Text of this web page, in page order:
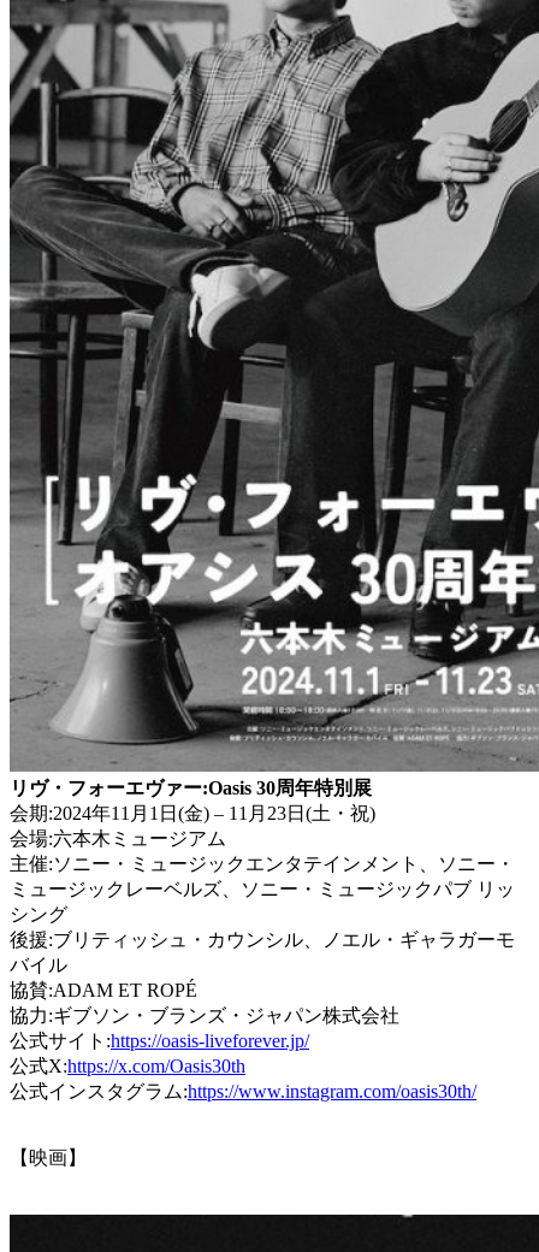
リヴ・フォーエヴァー:Oasis 30周年特別展
会期:2024年11月1日(金) – 11月23日(土・祝)
会場:六本木ミュージアム
主催:ソニー・ミュージックエンタテインメント、ソニー・
ミュージックレーベルズ、ソニー・ミュージックパブ リッ
シング
後援:ブリティッシュ・カウンシル、ノエル・ギャラガーモ
バイル
協賛:ADAM ET ROPÉ
協力:ギブソン・ブランズ・ジャパン株式会社
公式サイト:https://oasis-liveforever.jp/
公式X:https://x.com/Oasis30th
公式インスタグラム:https://www.instagram.com/oasis30th/
【映画】